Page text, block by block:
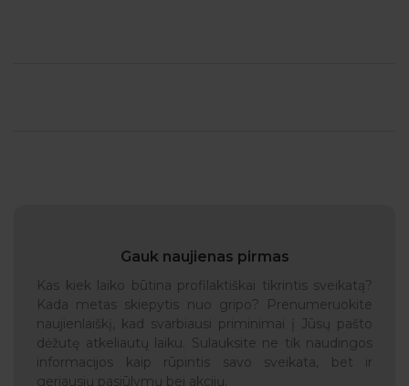
Gauk naujienas pirmas
Kas kiek laiko būtina profilaktiškai tikrintis sveikatą?
Kada metas skiepytis nuo gripo? Prenumeruokite
naujienlaiškį, kad svarbiausi priminimai į Jūsų pašto
dėžutę atkeliautų laiku. Sulauksite ne tik naudingos
informacijos kaip rūpintis savo sveikata, bet ir
geriausių pasiūlymų bei akcijų.